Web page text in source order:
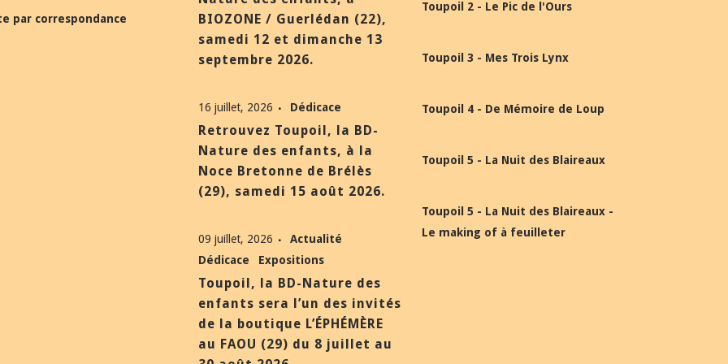
par correspondance
BIOZONE / Guerlédan (22),
samedi 12 et dimanche 13
septembre 2026.
16 juillet, 2026 Dédicace
Retrouvez Toupoil, la BD-
Nature des enfants, à la
Noce Bretonne de Brélès
(29), samedi 15 août 2026.
09 juillet, 2026
Actualité
Dédicace
Expositions
Toupoil, la BD-Nature des
enfants sera l’un des invités
de la boutique L’ÉPHÉMÈRE
au FAOU (29) du 8 juillet au
Toupoil 2 - Le Pic de l'Ours
Toupoil 3 - Mes Trois Lynx
Toupoil 4 - De Mémoire de Loup
Toupoil 5 - La Nuit des Blaireaux
Toupoil 5 - La Nuit des Blaireaux -
Le making of à feuilleter